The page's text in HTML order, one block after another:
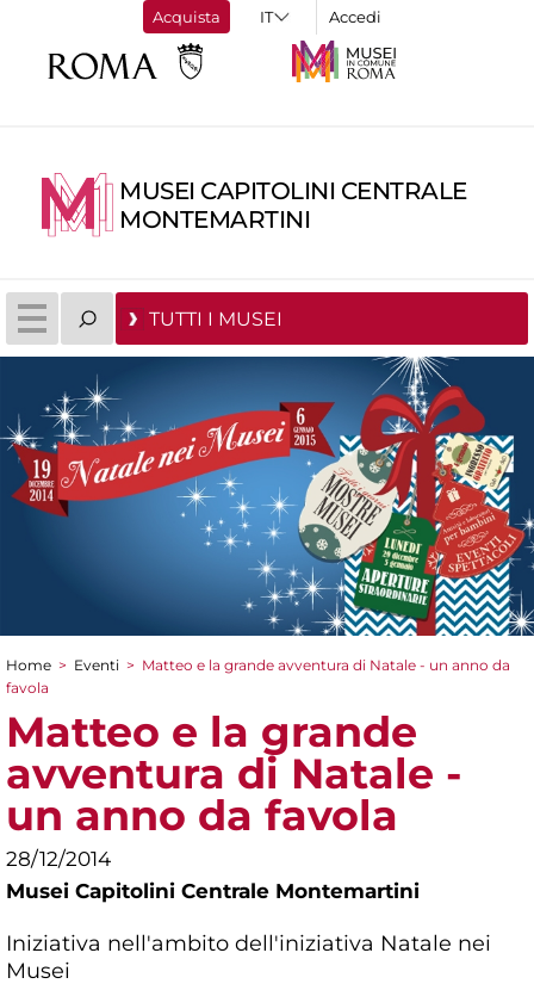
Acquista Accedi
MUSEI CAPITOLINI CENTRALE
MONTEMARTINI
TUTTI I MUSEI
Tu sei qui
Home > Eventi > Matteo e la grande avventura di Natale - un anno da
favola
Matteo e la grande
avventura di Natale -
un anno da favola
28/12/2014
Musei Capitolini Centrale Montemartini
Iniziativa nell'ambito dell'iniziativa Natale nei
Musei